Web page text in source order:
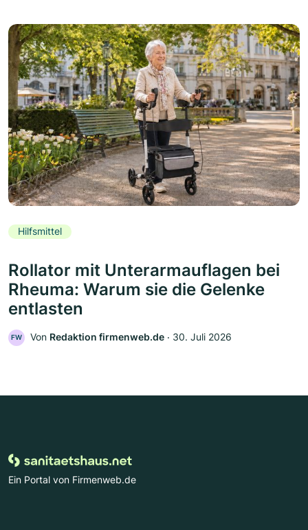
Hilfsmittel
Rollator mit Unterarmauflagen bei
Rheuma: Warum sie die Gelenke
entlasten
FW Von Redaktion firmenweb.de ‧ 30. Juli 2026
Ein Portal von Firmenweb.de